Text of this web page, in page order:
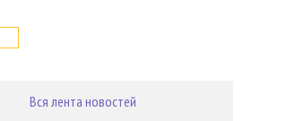
Вся лента новостей